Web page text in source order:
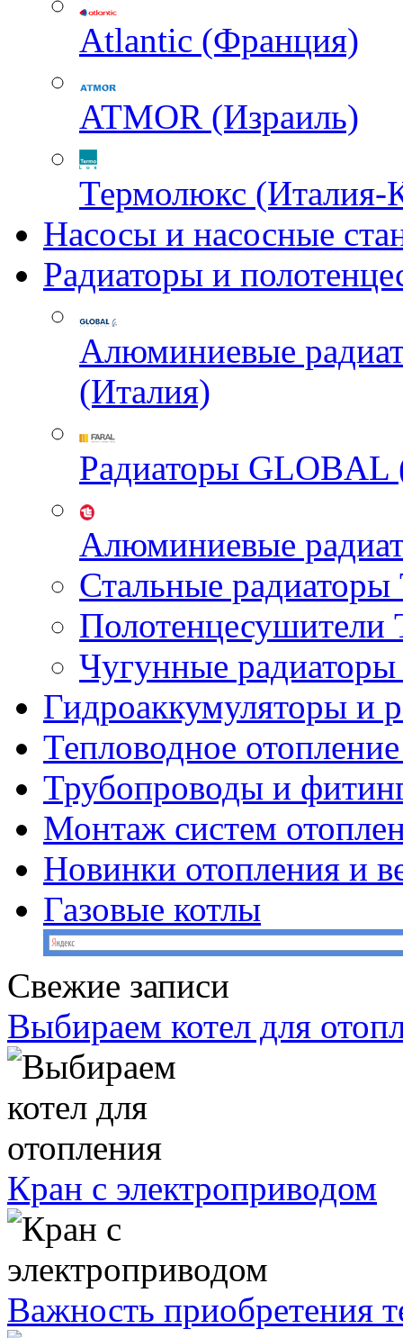
Atlantic (Франция)
ATMOR (Израиль)
Термолюкс (Италия-
Насосы и насосные
Радиаторы и
Алюминиевые
(Италия)
Радиаторы GLOBAL
Алюминиевые
Стальные
Чугунные
Гидроаккумуляторы и
Тепловодное
Трубопроводы и
Монтаж систем
Новинки отопления и
Газовые котлы
Свежие записи
Выбираем котел для
Кран с электроприводом
Важность приобретения